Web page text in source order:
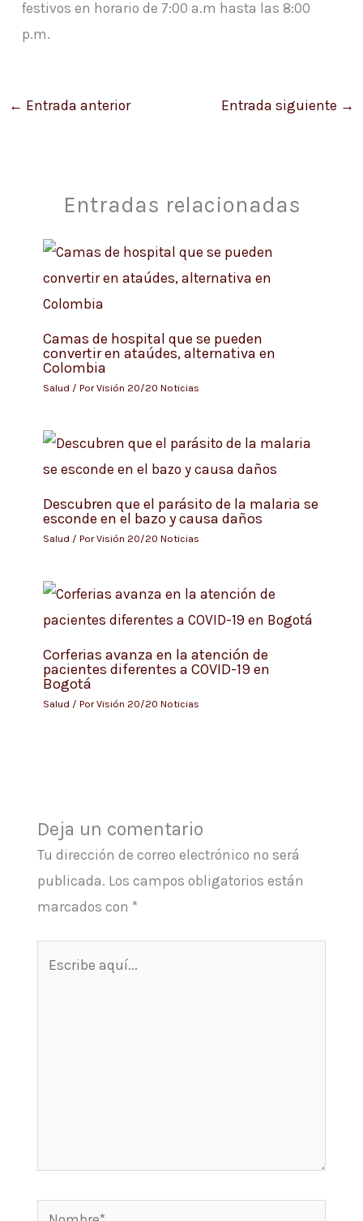
festivos en horario de 7:00 a.m hasta las 8:00
p.m.
← Entrada anterior Entrada siguiente →
Entradas relacionadas
Camas de hospital que se pueden
convertir en ataúdes, alternativa en
Colombia
Salud / PorVisión 20/20 Noticias
Descubren que el parásito de la malaria se
esconde en el bazo y causa daños
Salud / PorVisión 20/20 Noticias
Corferias avanza en la atención de
pacientes diferentes a COVID-19 en
Bogotá
Salud / PorVisión 20/20 Noticias
Deja un comentario
Tu dirección de correo electrónico no será
publicada. Los campos obligatorios están
marcados con *
Nombre*